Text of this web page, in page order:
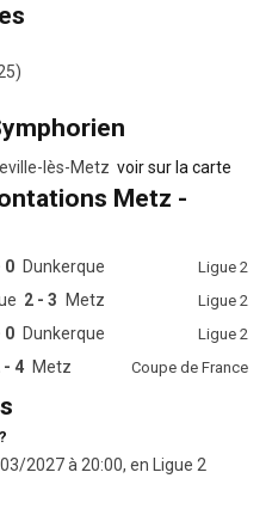
lès-Metz voir sur la carte
Metz -
0 Dunkerque
Ligue 2
2 - 3 Metz
Ligue 2
0 Dunkerque
Ligue 2
- 4 Metz Coupe de France
2027 à 20:00, en Ligue 2